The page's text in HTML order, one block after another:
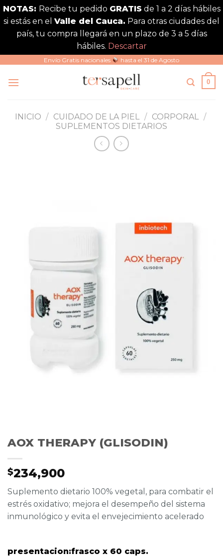
NOTAS: Recibe tu pedido GRATIS de 1 a 2 días hábiles
si estás en el Valle del Cauca. Para otras ciudades del
país, tu compra llegará en un plazo de 3 a 5 días
hábiles. Descartar
contenido
Envío Gratis nacionales hasta el 31 de Agosto
0
INICIO / CUIDADO DE LA PIEL / CORPORAL /
SUPLEMENTOS DIETARIOS
AOX THERAPY (GLISODIN)
$234,900
Suplemento dietario 100% vegetal, para combatir el
estrés oxidativo; mejora el desempeño del sistema
inmunológico y evita el envejecimiento acelerado
presentacion:frasco x 60 caps.